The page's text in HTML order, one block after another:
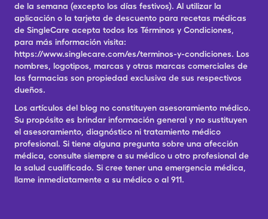
de la semana (excepto los días festivos). Al utilizar la
aplicación o la tarjeta de descuento para recetas médicas
de SingleCare acepta todos los Términos y Condiciones,
para más información visita:
https://www.singlecare.com/es/terminos-y-condiciones. Los
nombres, logotipos, marcas y otras marcas comerciales de
las farmacias son propiedad exclusiva de sus respectivos
dueños.
Los artículos del blog no constituyen asesoramiento médico.
Su propósito es brindar información general y no sustituyen
el asesoramiento, diagnóstico ni tratamiento médico
profesional. Si tiene alguna pregunta sobre una afección
médica, consulte siempre a su médico u otro profesional de
la salud cualificado. Si cree tener una emergencia médica,
llame inmediatamente a su médico o al 911.